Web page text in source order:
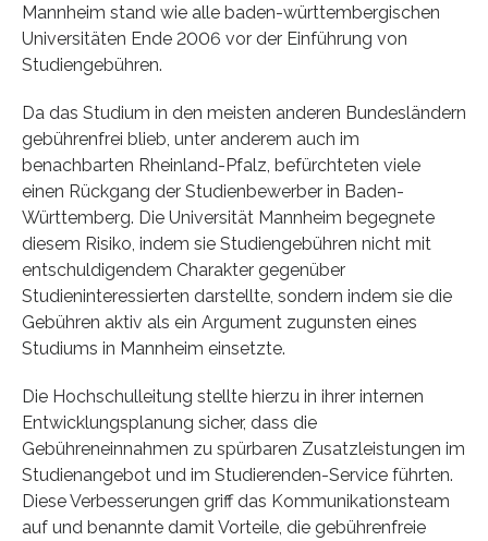
Mannheim stand wie alle baden-württembergischen
Universitäten Ende 2006 vor der Einführung von
Studiengebühren.
Da das Studium in den meisten anderen Bundesländern
gebührenfrei blieb, unter anderem auch im
benachbarten Rheinland-Pfalz, befürchteten viele
einen Rückgang der Studienbewerber in Baden-
Württemberg. Die Universität Mannheim begegnete
diesem Risiko, indem sie Studiengebühren nicht mit
entschuldigendem Charakter gegenüber
Studieninteressierten darstellte, sondern indem sie die
Gebühren aktiv als ein Argument zugunsten eines
Studiums in Mannheim einsetzte.
Die Hochschulleitung stellte hierzu in ihrer internen
Entwicklungsplanung sicher, dass die
Gebühreneinnahmen zu spürbaren Zusatzleistungen im
Studienangebot und im Studierenden-Service führten.
Diese Verbesserungen griff das Kommunikationsteam
auf und benannte damit Vorteile, die gebührenfreie